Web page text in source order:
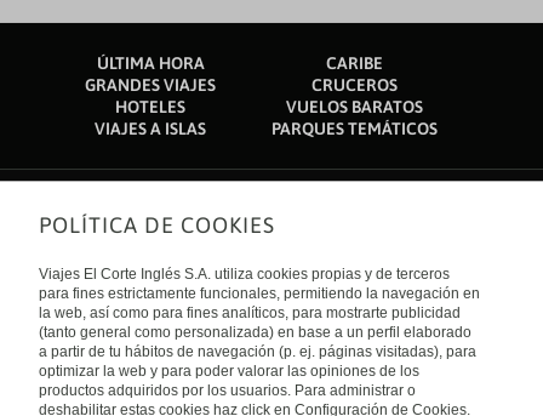
ÚLTIMA HORA
CARIBE
GRANDES VIAJES
CRUCEROS
HOTELES
VUELOS BARATOS
VIAJES A ISLAS
PARQUES TEMÁTICOS
Sobre nosotros
Quiénes somos
Financiación
Sostenibilidad
Turismo accesible
Tarjeta El Corte Inglés
Trabaja con nosotros
El Corte Inglés
Canal Ético
Enlaces de interés
Guías de viaje
Catálogos
Auto check-in
Condiciones Generales
Política de privacidad
Internacional
España
POLÍTICA DE COOKIES
Viajes El Corte Inglés S.A. utiliza cookies propias y de terceros
para fines estrictamente funcionales, permitiendo la navegación en
la web, así como para fines analíticos, para mostrarte publicidad
(tanto general como personalizada) en base a un perfil elaborado
a partir de tu hábitos de navegación (p. ej. páginas visitadas), para
optimizar la web y para poder valorar las opiniones de los
productos adquiridos por los usuarios. Para administrar o
deshabilitar estas cookies haz click en Configuración de Cookies.